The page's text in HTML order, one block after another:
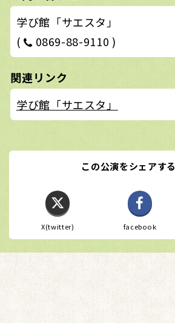
学び館「サエスタ」
( 0869-88-9110 )
関連リンク
学び館「サエスタ」
この公演をシェアする
X(twitter) facebook